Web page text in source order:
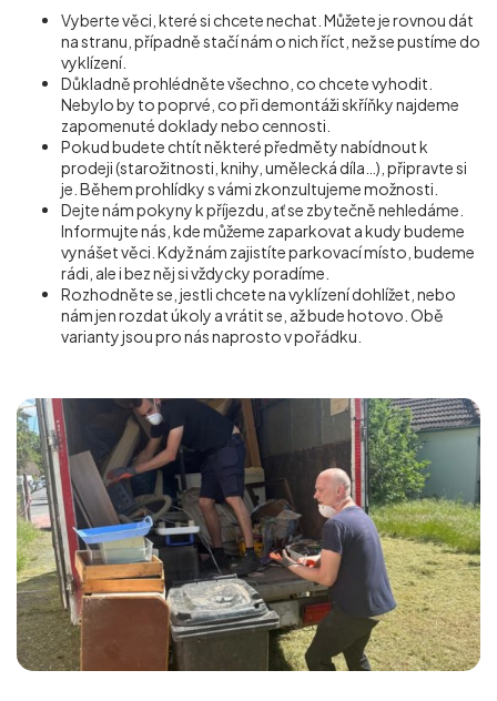
Vyberte věci, které si chcete nechat. Můžete je rovnou dát
na stranu, případně stačí nám o nich říct, než se pustíme do
vyklízení.
Důkladně prohlédněte všechno, co chcete vyhodit.
Nebylo by to poprvé, co při demontáži skříňky najdeme
zapomenuté doklady nebo cennosti.
Pokud budete chtít některé předměty nabídnout k
prodeji (starožitnosti, knihy, umělecká díla…), připravte si
je. Během prohlídky s vámi zkonzultujeme možnosti.
Dejte nám pokyny k příjezdu, ať se zbytečně nehledáme.
Informujte nás, kde můžeme zaparkovat a kudy budeme
vynášet věci. Když nám zajistíte parkovací místo, budeme
rádi, ale i bez něj si vždycky poradíme.
Rozhodněte se, jestli chcete na vyklízení dohlížet, nebo
nám jen rozdat úkoly a vrátit se, až bude hotovo. Obě
varianty jsou pro nás naprosto v pořádku.